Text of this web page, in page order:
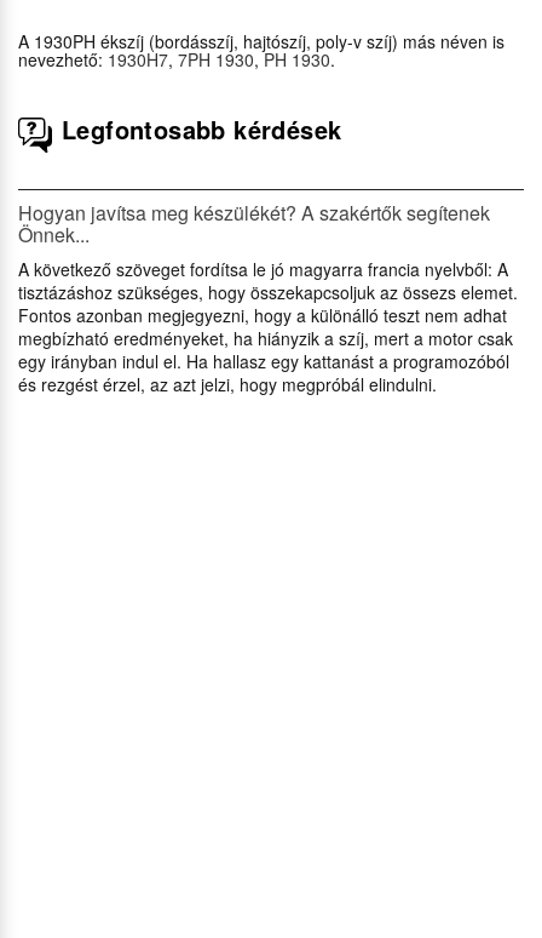
A 1930PH ékszíj (bordásszíj, hajtószíj, poly-v szíj) más néven is
nevezhető: 1930H7, 7PH 1930,PH 1930.
Legfontosabb kérdések
Hogyan javítsa meg készülékét? A szakértők segítenek
Önnek...
A következő szöveget fordítsa le jó magyarra francia nyelvből: A
tisztázáshoz szükséges, hogy összekapcsoljuk az össezs elemet.
Fontos azonban megjegyezni, hogy a különálló teszt nem adhat
megbízható eredményeket, ha hiányzik a szíj, mert a motor csak
egy irányban indul el. Ha hallasz egy kattanást a programozóból
és rezgést érzel, az azt jelzi, hogy megpróbál elindulni.